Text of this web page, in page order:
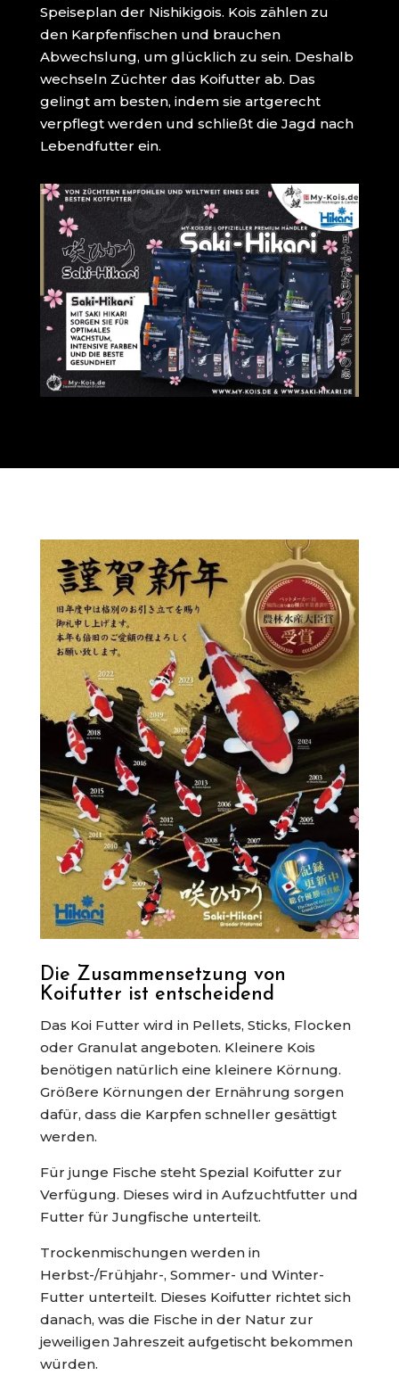
Speiseplan der Nishikigois. Kois zählen zu
den Karpfenfischen und brauchen
Abwechslung, um glücklich zu sein. Deshalb
wechseln Züchter das Koifutter ab. Das
gelingt am besten, indem sie artgerecht
verpflegt werden und schließt die Jagd nach
Lebendfutter ein.
Die Zusammensetzung von
Koifutter ist entscheidend
Das Koi Futter wird in Pellets, Sticks, Flocken
oder Granulat angeboten. Kleinere Kois
benötigen natürlich eine kleinere Körnung.
Größere Körnungen der Ernährung sorgen
dafür, dass die Karpfen schneller gesättigt
werden.
Für junge Fische steht Spezial Koifutter zur
Verfügung. Dieses wird in Aufzuchtfutter und
Futter für Jungfische unterteilt.
Trockenmischungen werden in
Herbst-/Frühjahr-, Sommer- und Winter-
Futter unterteilt. Dieses Koifutter richtet sich
danach, was die Fische in der Natur zur
jeweiligen Jahreszeit aufgetischt bekommen
würden.